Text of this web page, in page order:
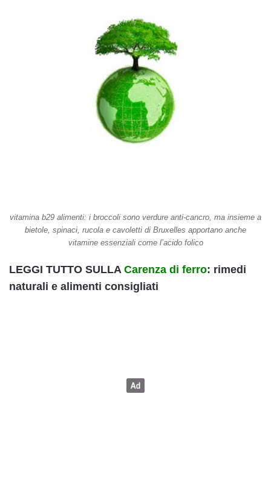
vitamina b29 alimenti: i broccoli sono verdure anti-cancro, ma insieme a
bietole, spinaci, rucola e cavoletti di Bruxelles apportano anche
vitamine essenziali come l’acido folico
LEGGI TUTTO SULLA Carenza di ferro: rimedi
naturali e alimenti consigliati